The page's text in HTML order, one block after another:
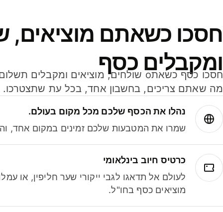
חסכו כשאתם מוציאים,
ומקבלים כסף
מה שאתם צריכים, בחשבון אחד, בכל עת שתצטרכו.
נהלו את הכסף שלכם מכל מקום בעולם.
שמרו את המטבעות שלכם זמינים במקום אחד,
כרטיס חיוב בינלאומי
לעולם אל תדאגו לגבי ייקורי שער חליפין, או
מוציאים כסף בחו"ל.